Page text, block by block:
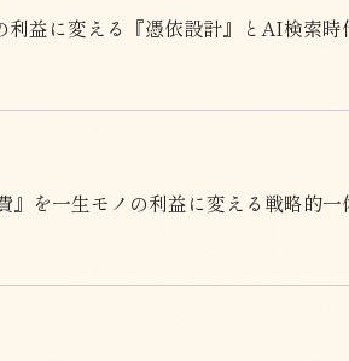
益に変える『憑依設計』とAI検索時
を一生モノの利益に変える戦略的一